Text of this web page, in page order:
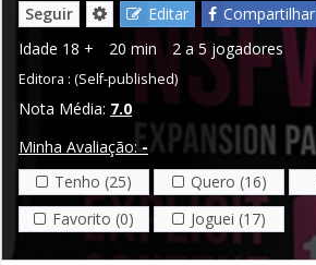
Seguir Editar
Compartilhar
Idade 18 + 20 min 2 a 5 jogadores
Editora : (Self-published)
Nota Média: 7.0
Minha Avaliação:-
Tenho (25)
Quero (16)
Favorito (0)
Joguei (17)